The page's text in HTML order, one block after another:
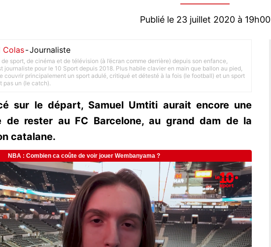
Publié le 23 juillet 2020 à 19h00
Colas-Journaliste
de sport, de cinéma et de télévision (à l’écran comme derrière) depuis son enfance,
journaliste pour le 10 Sport depuis 2018. Plus habile clavier en main que ballon au pied,
couvrir principalement un sport adulé, critiqué et détesté à la fois (le football) et un sport
pas un (le catch).
sur le départ, Samuel Umtiti aurait encore une
de rester au FC Barcelone, au grand dam de la
catalane.